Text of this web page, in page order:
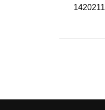
1420211